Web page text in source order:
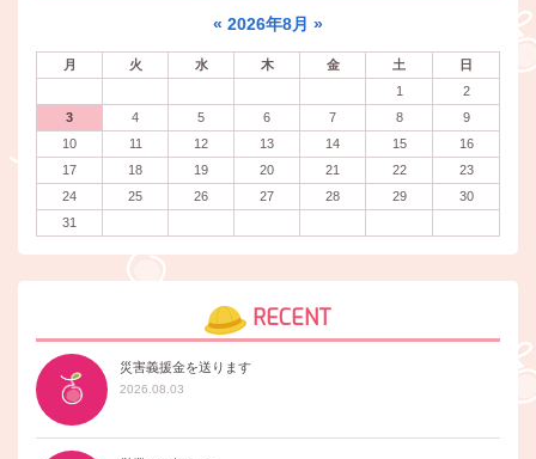
« 2026年8月 »
月 火 水 木 金 土
日
1
2
3
4 5 6 7 8
9
10
11 12 13 14 15
16
17
18 19 20 21 22
23
24
25 26 27 28 29
30
31
RECENT
災害義援金を送ります
2026.08.03